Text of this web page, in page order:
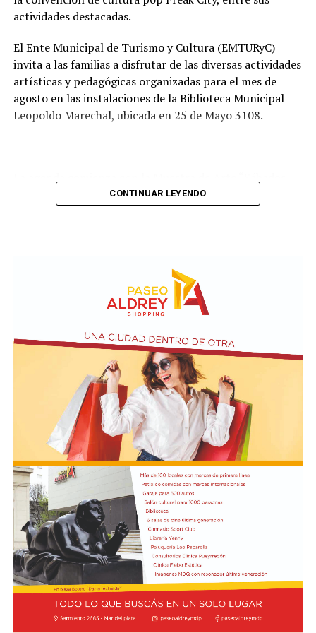
tendrá a su cargo la evaluación de las propuestas
obra.
actividades destacadas.
El Ente Municipal de Turismo y Cultura (EMTURyC)
invita a las familias a disfrutar de las diversas actividades
artísticas y pedagógicas organizadas para el mes de
agosto en las instalaciones de la Biblioteca Municipal
Leopoldo Marechal, ubicada en 25 de Mayo 3108.
Culturales”, a cargo del grupo Cul Mardel, que se podrá
10 a 12 en la Biblioteca de Autores Marplatenses,
ubicada en el primer piso del edificio.
En relación al Ciclo Mes de la Niñez, este viernes 7 de
agosto a las 17:30 se presentarán “Los cuentos de
Charo” y la narración de poesías populares infantiles a
cargo de María del Rosario Gerez Martínez.
En tanto, el viernes 21 a las 17:30 se desarrollará “El
Cerebro Mágico: construyendo preguntas, respuestas y
circuitos”, a cargo de María Paula Algote. Se trata de un
taller práctico de arte, ciencia y tecnología en el que al
finalizar cada participante se lleva su propia creación
terminada. Es una actividad arancelada (incluye
materiales) destinada a niños a partir de los 6 años.
Los participantes menores de 8 años deberán asistir
acompañados por una persona adulta (menores
asistentes $12.000 y adulto acompañante $5.000). Las
entradas están disponibles en la boletería de lunes a
CONTINUAR LEYENDO